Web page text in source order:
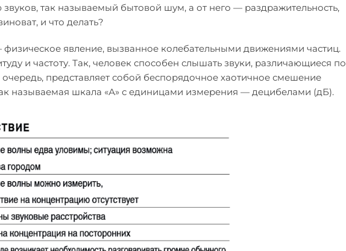
так называемый бытовой шум, а от него — раздражительность,
и что делать?
физическое явление, вызванное колебательными движениями частиц.
и частоту. Так, человек способен слышать звуки, различающиеся по
представляет собой беспорядочное хаотичное смешение
называемая шкала «А» с единицами измерения — децибелами (дБ).